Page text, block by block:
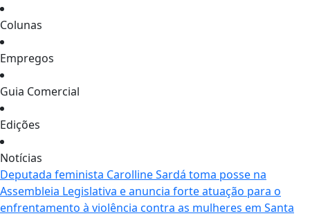
Colunas
Empregos
Guia Comercial
Edições
Notícias
Deputada feminista Carolline Sardá toma posse na
Assembleia Legislativa e anuncia forte atuação para o
enfrentamento à violência contra as mulheres em Santa